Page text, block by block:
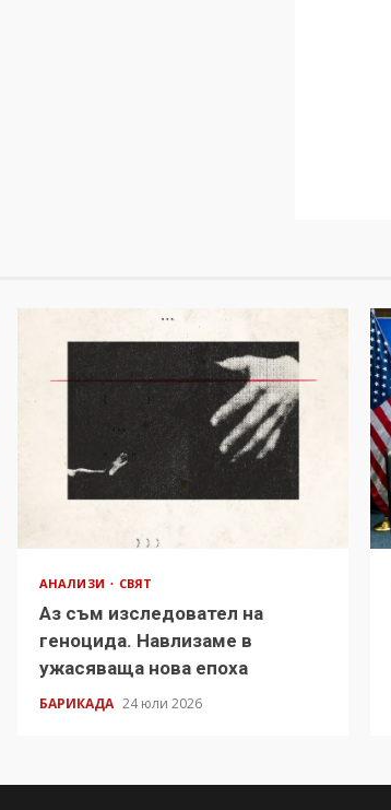
АНАЛИЗИ СВЯТ
Аз съм изследовател на
геноцида. Навлизаме в
ужасяваща нова епоха
БАРИКАДА 24 юли 2026